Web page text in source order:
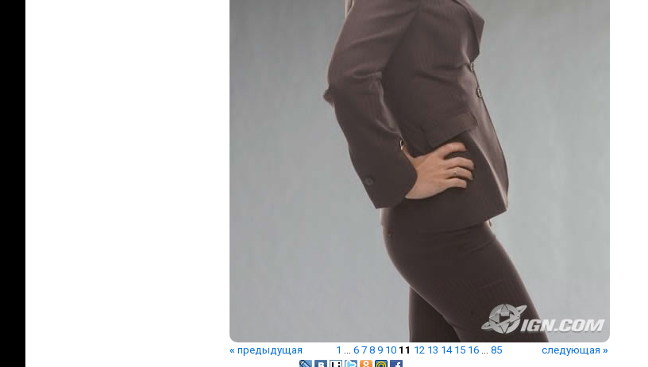
« предыдущая 1 ... 6 7 8 9 10 11 12 13 14 15 16... 85 следующая »